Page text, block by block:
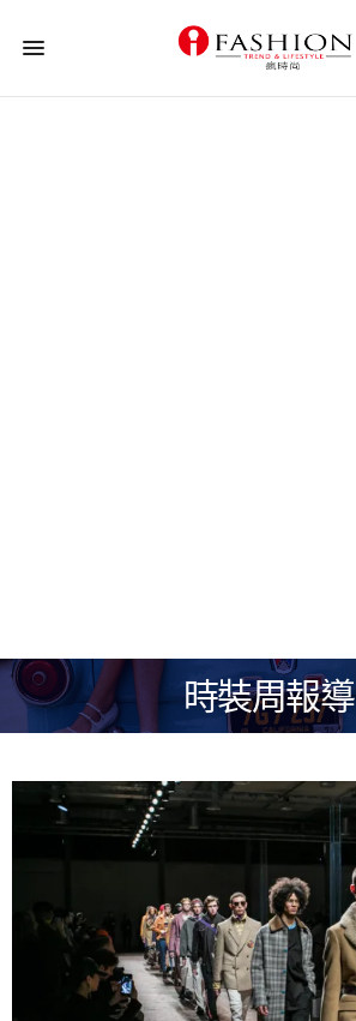
時裝周報導